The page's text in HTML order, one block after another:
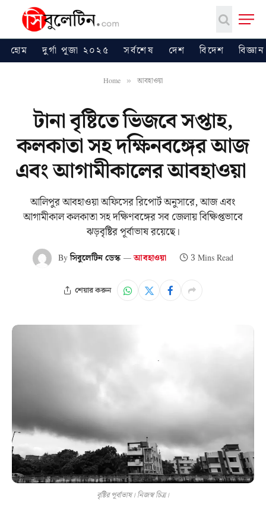
হোম দুর্গা পূজা ২০২৫ সর্বশেষ দেশ বিদেশ
Home » আবহাওয়া
টানা বৃষ্টিতে ভিজবে সপ্তাহ,
কলকাতা সহ দক্ষিনবঙ্গের আজ
এবং আগামীকালের আবহাওয়া
আলিপুর আবহাওয়া অফিসের রিপোর্ট অনুসারে, আজ এবং
আগামীকাল কলকাতা সহ দক্ষিণবঙ্গের সব জেলায় বিক্ষিপ্তভাবে
ঝড়বৃষ্টির পূর্বাভাষ রয়েছে।
Byসিবুলেটিন ডেস্ক আবহাওয়া 3 Mins Read
শেয়ার করুন
বৃষ্টির পূর্বাভাষ। নিজস্ব চিত্র।